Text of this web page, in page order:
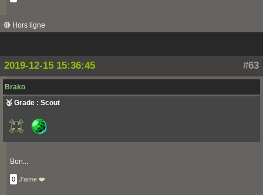
🔴 Hors ligne
#63
2019-12-15 15:36:45
Brako
🥉 Grade : Scout
Bon...
0 J'aime ❤️